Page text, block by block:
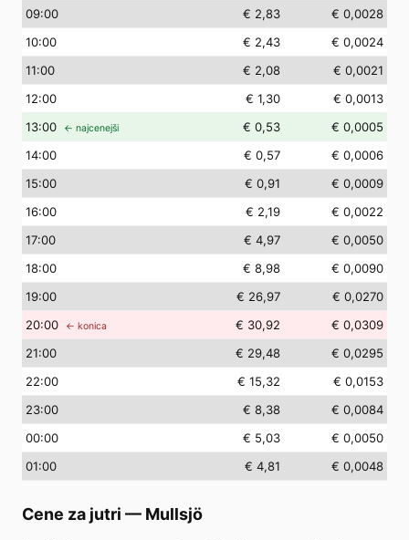
09:00 € 2,83
€ 0,0028
10:00 € 2,43
€ 0,0024
11:00 € 2,08
€ 0,0021
12:00 € 1,30
€ 0,0013
13:00 ← najcenejši € 0,53
€ 0,0005
14:00 € 0,57
€ 0,0006
15:00 € 0,91
€ 0,0009
16:00 € 2,19
€ 0,0022
17:00 € 4,97
€ 0,0050
18:00 € 8,98
€ 0,0090
19:00 € 26,97
€ 0,0270
20:00 ← konica € 30,92
€ 0,0309
21:00 € 29,48
€ 0,0295
22:00 € 15,32
€ 0,0153
23:00 € 8,38
€ 0,0084
00:00 € 5,03
€ 0,0050
01:00 € 4,81 € 0,0048
Cene za jutri — Mullsjö